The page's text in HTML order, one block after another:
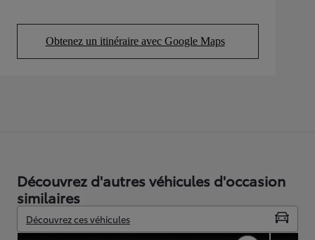
Obtenez un itinéraire avec Google Maps
(Opens in new tab)
Découvrez d'autres véhicules d'occasion
similaires
Découvrez ces véhicules